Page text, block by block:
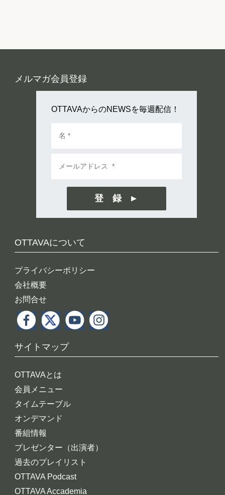
OTTAVAについて
プライバシーポリシー
会社概要
お問合せ
サイトマップ
OTTAVAとは
会員メニュー
タイムテーブル
オンデマンド
番組情報
プレゼンター（出演者）
過去のプレイリスト
OTTAVA Podcast
OTTAVA Accademia
メルマガ会員登録
OTTAVAからのNEWSを毎週配信！
登 録